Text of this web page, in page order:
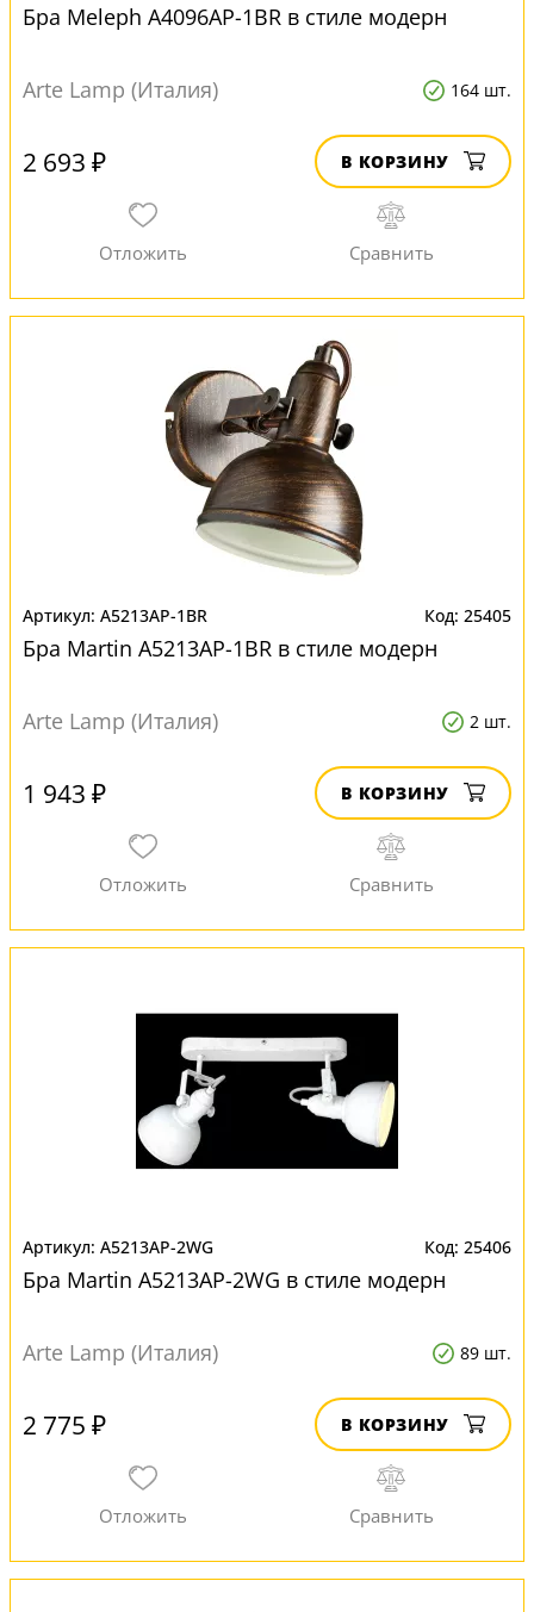
Бра Meleph A4096AP-1BR в стиле модерн
Arte Lamp (Италия) 164 шт.
2 693 ₽ В КОРЗИНУ
A5213AP-1BR 25405
Бра Martin A5213AP-1BR в стиле модерн
Arte Lamp (Италия) 2 шт.
1 943 ₽ В КОРЗИНУ
A5213AP-2WG 25406
Бра Martin A5213AP-2WG в стиле модерн
Arte Lamp (Италия) 89 шт.
2 775 ₽ В КОРЗИНУ